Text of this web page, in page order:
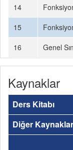
14
15
16
Genel
Kaynaklar
Ders Kitabı
Diğer Kaynaklar